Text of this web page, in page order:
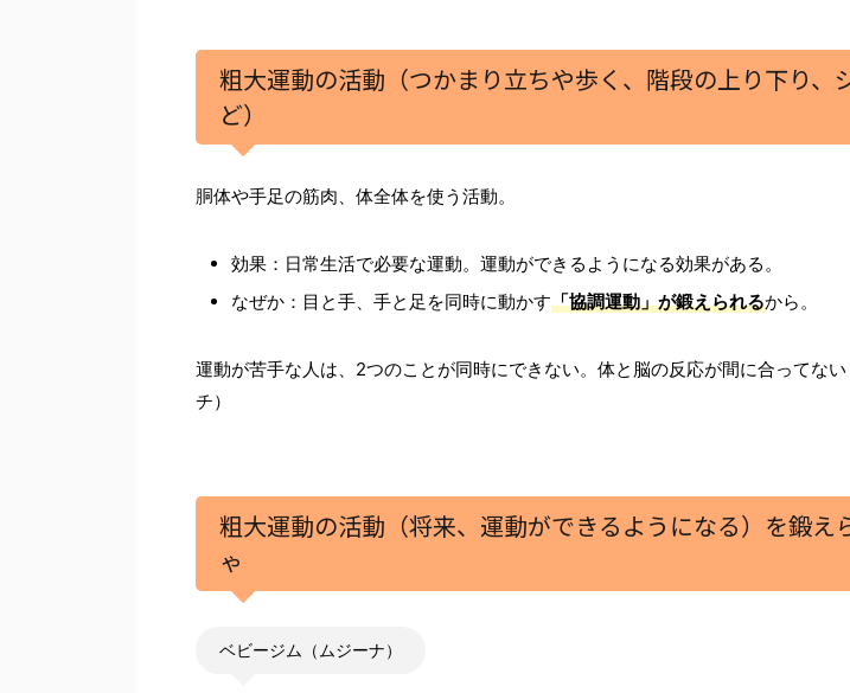
粗大運動の活動（つかまり立ちや歩く、階段の上り下り、
ど）
胴体や手足の筋肉、体全体を使う活動。
効果：日常生活で必要な運動。運動ができるようになる効果がある。
なぜか：目と手、手と足を同時に動かす「協調運動」が鍛えられるから。
運動が苦手な人は、2つのことが同時にできない。体と脳の反応が間に合ってな
チ）
粗大運動の活動（将来、運動ができるようになる）を鍛え
ゃ
ベビージム（ムジーナ）